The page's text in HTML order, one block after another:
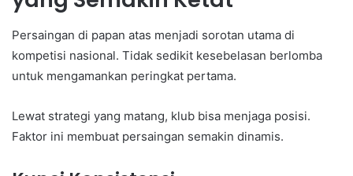
Persaingan di papan atas menjadi sorotan utama di
kompetisi nasional. Tidak sedikit kesebelasan berlomba
untuk mengamankan peringkat pertama.
Lewat strategi yang matang, klub bisa menjaga posisi.
Faktor ini membuat persaingan semakin dinamis.